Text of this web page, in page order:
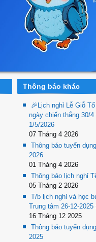
Thông báo khác
🎉Lịch nghỉ Lễ Giỗ
ngày chiến thắng 30/
1/5/2026
07 Tháng 4 2026
Thông báo tuyển
2026
01 Tháng 4 2026
Thông báo lịch nghỉ
05 Tháng 2 2026
T/b lịch nghỉ và học
Trung tâm 26-12-2025
16 Tháng 12 2025
Thông báo tuyển
2025